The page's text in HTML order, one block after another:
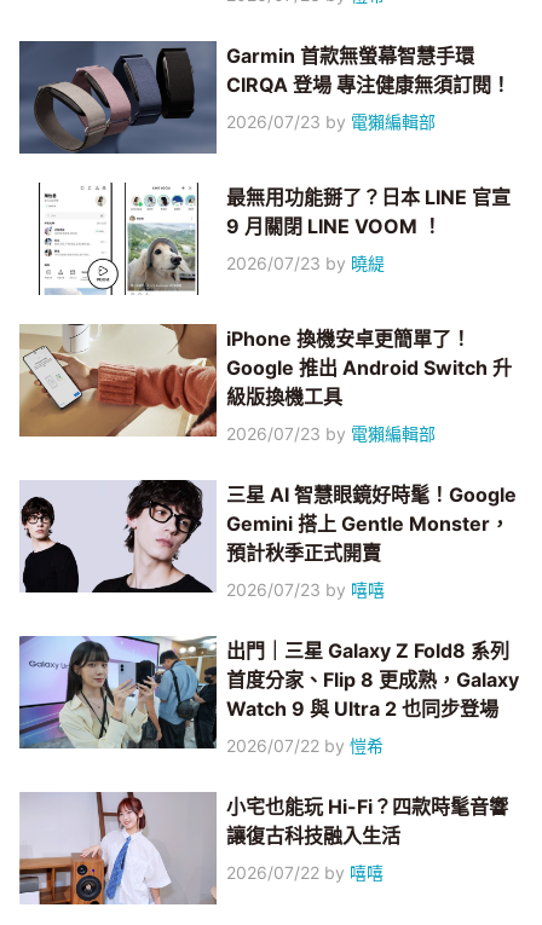
Garmin 首款無螢幕智慧手環
CIRQA 登場 專注健康無須訂閱！
2026/07/23 by 電獺編輯部
最無用功能掰了？日本 LINE 官宣
9 月關閉 LINE VOOM ！
2026/07/23 by 曉緹
iPhone 換機安卓更簡單了！
Google 推出 Android Switch 升
級版換機工具
2026/07/23 by 電獺編輯部
三星 AI 智慧眼鏡好時髦！Google
Gemini 搭上 Gentle Monster，
預計秋季正式開賣
2026/07/23 by 嘻嘻
出門｜三星 Galaxy Z Fold8 系列
首度分家、Flip 8 更成熟，Galaxy
Watch 9 與 Ultra 2 也同步登場
2026/07/22 by愷希
小宅也能玩 Hi-Fi？四款時髦音響
讓復古科技融入生活
2026/07/22 by 嘻嘻